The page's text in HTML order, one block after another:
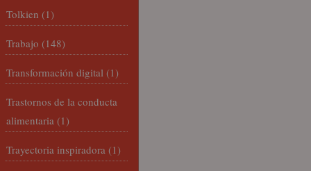
Tolkien (1)
Trabajo (148)
Transformación digital (1)
Trastornos de la conducta
alimentaria (1)
Trayectoria inspiradora (1)